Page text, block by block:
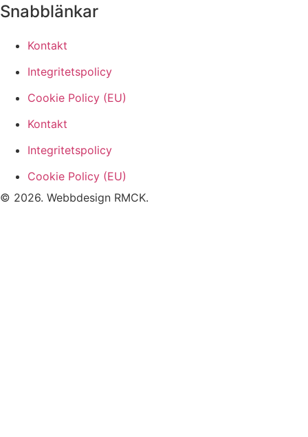
Snabblänkar
Kontakt
Integritetspolicy
Cookie Policy (EU)
Kontakt
Integritetspolicy
Cookie Policy (EU)
© 2026. Webbdesign RMCK.